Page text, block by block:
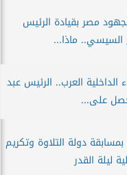
مصر بقيادة الرئيس
السيسي.. ماذا...
الداخلية العرب.. الرئيس عبد
على...
بمسابقة دولة التلاوة وتكريم
ليلة القدر